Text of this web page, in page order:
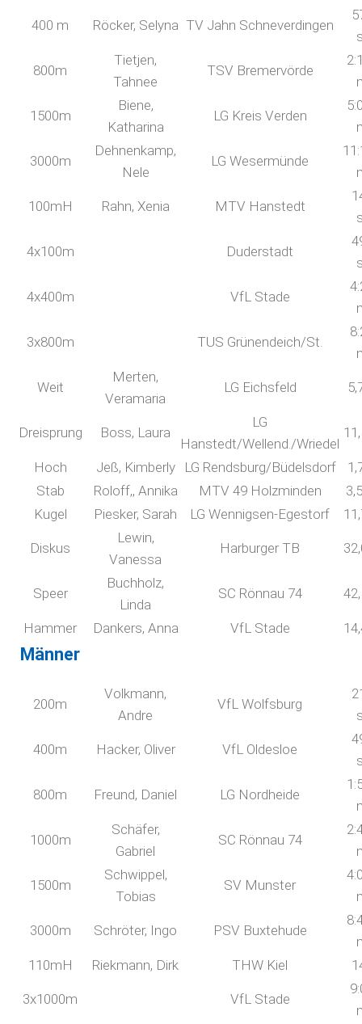
400 m Röcker, Selyna TV Jahn Schneverdingen
800m
Tietjen,
Tahnee
TSV Bremervörde
1500m
Biene,
Katharina
LG Kreis Verden
3000m
Dehnenkamp,
Nele
LG Wesermünde
100mH Rahn, Xenia MTV Hanstedt
4x100m Duderstadt
4x400m VfL Stade
3x800m TUS Grünendeich/St.
Weit
Merten,
Veramaria
LG Eichsfeld
Dreisprung Boss, Laura
LG
Hanstedt/Wellend./Wriedel
Hoch Jeß, Kimberly LG Rendsburg/Büdelsdorf
Stab
Roloff,, Annika MTV 49 Holzminden
Kugel
Piesker, Sarah LG Wennigsen-Egestorf
Diskus
Lewin,
Vanessa
Harburger TB
Speer
Buchholz,
Linda
SC Rönnau 74
Hammer Dankers, Anna VfL Stade
Männer
200m
Volkmann,
Andre
VfL Wolfsburg
400m Hacker, Oliver VfL Oldesloe
800m Freund, Daniel LG Nordheide
1000m
Schäfer,
Gabriel
SC Rönnau 74
1500m
Schwippel,
Tobias
SV Munster
3000m Schröter, Ingo PSV Buxtehude
110mH
Riekmann, Dirk THW Kiel
3x1000m VfL Stade